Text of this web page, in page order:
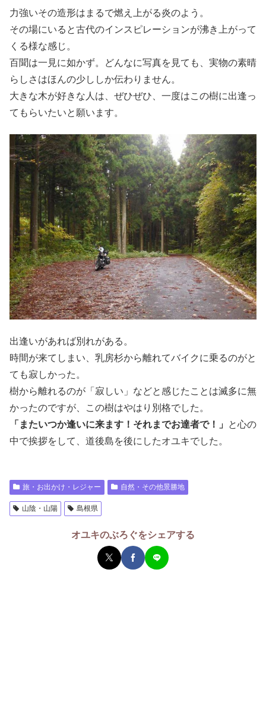
力強いその造形はまるで燃え上がる炎のよう。
その場にいると古代のインスピレーションが沸き上がって
くる様な感じ。
百聞は一見に如かず。どんなに写真を見ても、実物の素晴
らしさはほんの少ししか伝わりません。
大きな木が好きな人は、ぜひぜひ、一度はこの樹に出逢っ
てもらいたいと願います。
出逢いがあれば別れがある。
時間が来てしまい、乳房杉から離れてバイクに乗るのがと
ても寂しかった。
樹から離れるのが「寂しい」などと感じたことは滅多に無
かったのですが、この樹はやはり別格でした。
「またいつか逢いに来ます！それまでお達者で！」
と心の
中で挨拶をして、道後島を後にしたオユキでした。
旅・お出かけ・レジャー 自然・その他景勝地
山陰・山陽 島根県
オユキのぶろぐをシェアする